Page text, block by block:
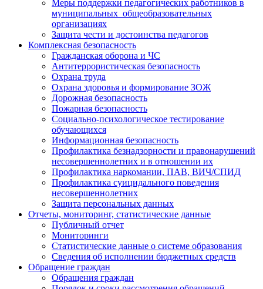
Меры поддержки педагогических работников в
муниципальных общеобразовательных
организациях
Защита чести и достоинства педагогов
Комплексная безопасность
Гражданская оборона и ЧС
Антитеррористическая безопасность
Охрана труда
Охрана здоровья и формирование ЗОЖ
Дорожная безопасность
Пожарная безопасность
Социально-психологическое тестирование
обучающихся
Информационная безопасность
Профилактика безнадзорности и правонарушений
несовершеннолетних и в отношении их
Профилактика наркомании, ПАВ, ВИЧ/СПИД
Профилактика суицидального поведения
несовершеннолетних
Защита персональных данных
Отчеты, мониторинг, статистические данные
Публичный отчет
Мониторинги
Статистические данные о системе образования
Сведения об исполнении бюджетных средств
Обращение граждан
Обращения граждан